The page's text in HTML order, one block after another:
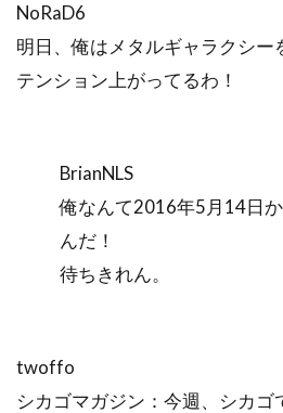
NoRaD6
明日、俺はメタルギャラクシー
テンション上がってるわ！
BrianNLS
俺なんて2016年5月14日
んだ！
待ちきれん。
twoffo
シカゴマガジン：今週、シカゴ